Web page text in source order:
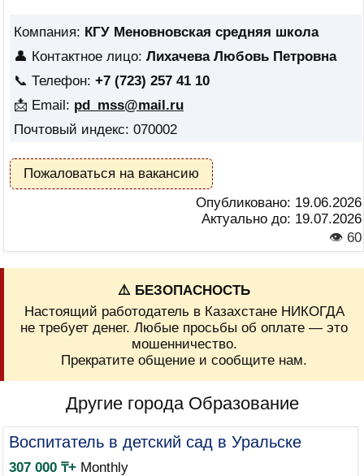
Компания: КГУ Меновновская средняя школа
👤 Контактное лицо: Лихачева Любовь Петровна
📞 Телефон: +7 (723) 257 41 10
📩 Email: pd_mss@mail.ru
Почтовый индекс: 070002
Пожаловаться на вакансию
Опубликовано: 19.06.2026
Актуально до: 19.07.2026
👁 60
⚠️ БЕЗОПАСНОСТЬ
Настоящий работодатель в Казахстане НИКОГДА
не требует денег. Любые просьбы об оплате — это
мошенничество.
Прекратите общение и сообщите нам.
Другие города Образование
Воспитатель в детский сад в Уральске
307 000 ₸+Monthly